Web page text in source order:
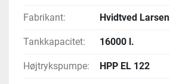
Fabrikant: Hvidtved Larsen
Tankkapacitet: 16000 l.
Højtrykspumpe: HPP EL 122